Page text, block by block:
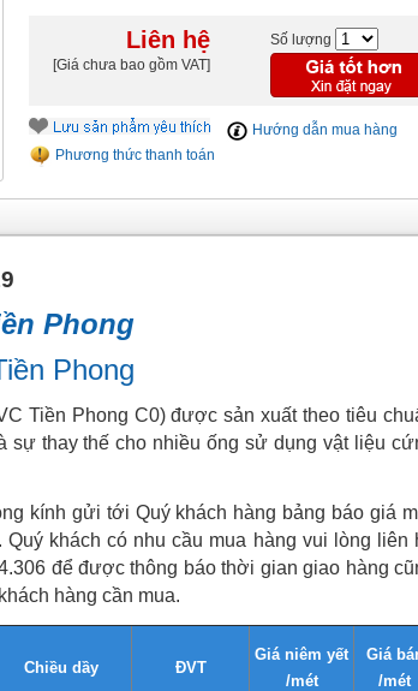
Liên hệ
[Giá chưa bao gồm VAT]
Số lượng
Hướng dẫn mua hàng
Phương thức thanh toán
Phong
Phong
Tiền Phong C0) được sản xuất theo tiêu
sự thay thế cho nhiều ống sử dụng vật liệu
kính gửi tới Quý khách hàng bảng báo giá
khách có nhu cầu mua hàng vui lòng liên
để được thông báo thời gian giao hàng
hàng cần mua.
Chiều dầy ĐVT
Giá niêm yết
/mét
Giá
/mét